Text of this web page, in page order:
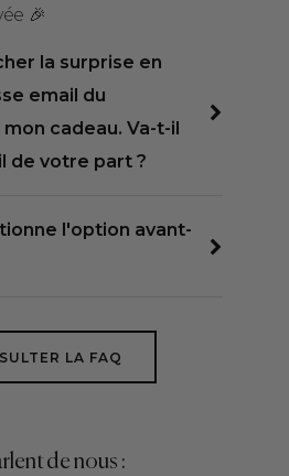
🎉
la surprise en
email du
cadeau. Va-t-il
de votre part ?
l'option avant-
LA FAQ
de nous :